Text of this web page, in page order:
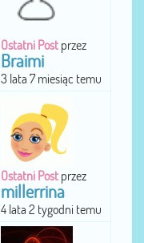
Ostatni Post przez
Braimi
3 lata 7 miesiąc temu
Ostatni Post przez
millerrina
4 lata 2 tygodni temu